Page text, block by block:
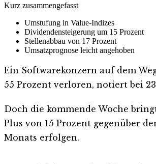
Kurz zusammengefasst
Umstufung in Value-Indizes
Dividendensteigerung um 15 Prozent
Stellenabbau von 17 Prozent
Umsatzprognose leicht angehoben
Ein Softwarekonzern auf dem
55 Prozent verloren, notiert bei
Doch die kommende Woche
Plus von 15 Prozent gegenüber
Monats erfolgen.